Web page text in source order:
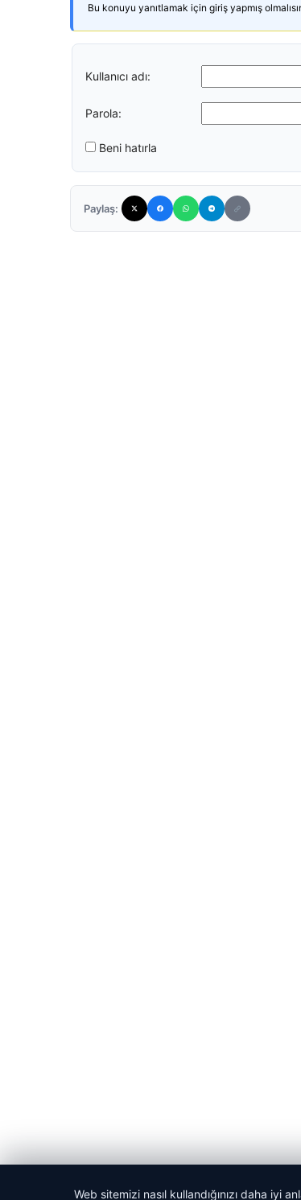
Bu konuyu yanıtlamak için giriş yapmış
Kullanıcı adı:
Parola:
Beni hatırla
Paylaş:
Web sitemizi nasıl kullandığınızı daha iyi